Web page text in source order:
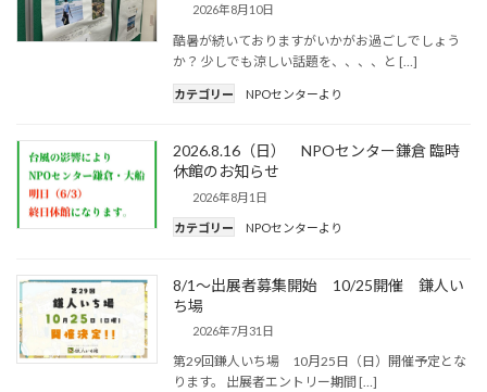
2026年8月10日
酷暑が続いておりますがいかがお過ごしでしょう
か？ 少しでも涼しい話題を、、、、と […]
カテゴリー NPOセンターより
2026.8.16（日） NPOセンター鎌倉 臨時
休館のお知らせ
2026年8月1日
カテゴリー NPOセンターより
8/1～出展者募集開始 10/25開催 鎌人い
ち場
2026年7月31日
第29回鎌人いち場 10月25日（日）開催予定とな
ります。 出展者エントリー期間 […]